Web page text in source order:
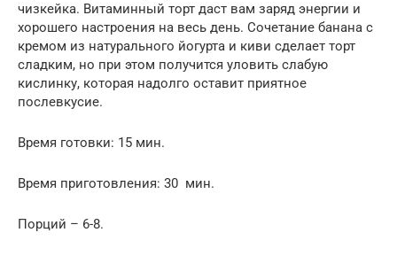
чизкейка. Витаминный торт даст вам заряд энергии и
хорошего настроения на весь день. Сочетание банана с
кремом из натурального йогурта и киви сделает торт
сладким, но при этом получится уловить слабую
кислинку, которая надолго оставит приятное
послевкусие.
Время готовки: 15 мин.
Время приготовления: 30 мин.
Порций – 6-8.